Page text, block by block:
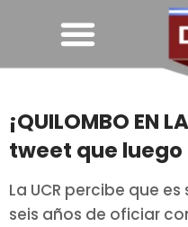
¡QUILOMBO EN
tweet que
La UCR percibe que
seis años de oficiar